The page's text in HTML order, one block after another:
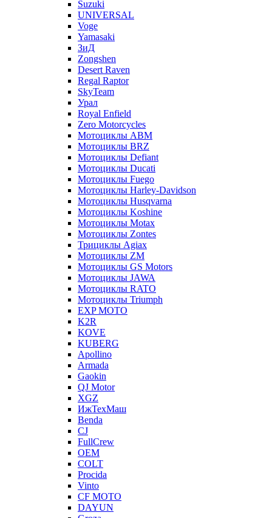
Suzuki
UNIVERSAL
Voge
Yamasaki
ЗиД
Zongshen
Desert Raven
Regal Raptor
SkyTeam
Урал
Royal Enfield
Zero Motorcycles
Мотоциклы ABM
Мотоциклы BRZ
Мотоциклы Defiant
Мотоциклы Ducati
Мотоциклы Fuego
Мотоциклы Harley-Davidson
Мотоциклы Husqvarna
Мотоциклы Koshine
Мотоциклы Motax
Мотоциклы Zontes
Трициклы Agiax
Мотоциклы ZM
Мотоциклы GS Motors
Мотоциклы JAWA
Мотоциклы RATO
Мотоциклы Triumph
EXP MOTO
K2R
KOVE
KUBERG
Apollino
Armada
Gaokin
QJ Motor
XGZ
ИжТехМаш
Benda
CJ
FullCrew
OEM
COLT
Procida
Vinto
CF MOTO
DAYUN